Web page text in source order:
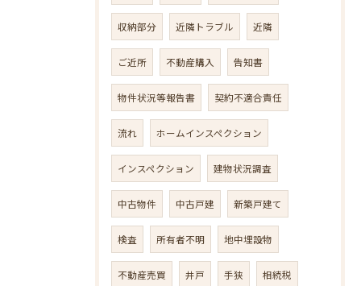
収納部分 近隣トラブル 近隣
ご近所 不動産購入 告知書
物件状況等報告書 契約不適合責任
流れ ホームインスペクション
インスペクション 建物状況調査
中古物件 中古戸建 新築戸建て
検査 所有者不明 地中埋設物
不動産売買 井戸 手狭 相続税